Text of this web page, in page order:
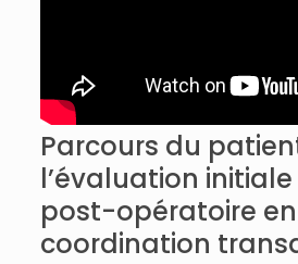
Parcours du
l’évaluation
post-opératoire en
coordination